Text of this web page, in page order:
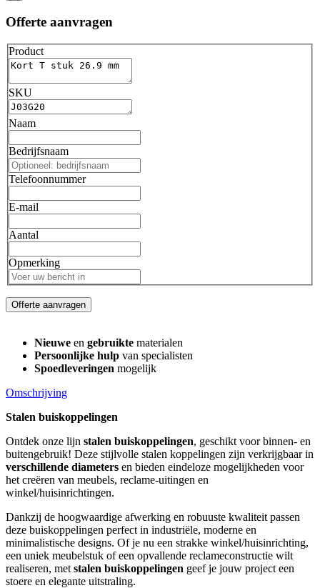
Offerte aanvragen
Product
SKU
Naam
Bedrijfsnaam
Telefoonnummer
E-mail
Aantal
Opmerking
Offerte aanvragen
Nieuwe en gebruikte materialen
Persoonlijke hulp van specialisten
Spoedleveringen mogelijk
Omschrijving
Stalen buiskoppelingen
Ontdek onze lijn stalen buiskoppelingen, geschikt voor binnen- en
buitengebruik! Deze stijlvolle stalen koppelingen zijn verkrijgbaar in
verschillende diameters en bieden eindeloze mogelijkheden voor
het creëren van meubels, reclame-uitingen en
winkel/huisinrichtingen.
Dankzij de hoogwaardige afwerking en robuuste kwaliteit passen
deze buiskoppelingen perfect in industriële, moderne en
minimalistische designs. Of je nu een strakke winkel/huisinrichting,
een uniek meubelstuk of een opvallende reclameconstructie wilt
realiseren, met stalen buiskoppelingen geef je jouw project een
stoere en elegante uitstraling.